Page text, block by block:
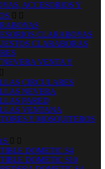
ACCESORIOS Y
 
CLARABOYAS
CLARABORAS
VENTA Y

CIRCULARES
NEVERA
PARED
VENTANA
Y MOSQUITEROS
 
DOMETIC S4
DOMETIC S10